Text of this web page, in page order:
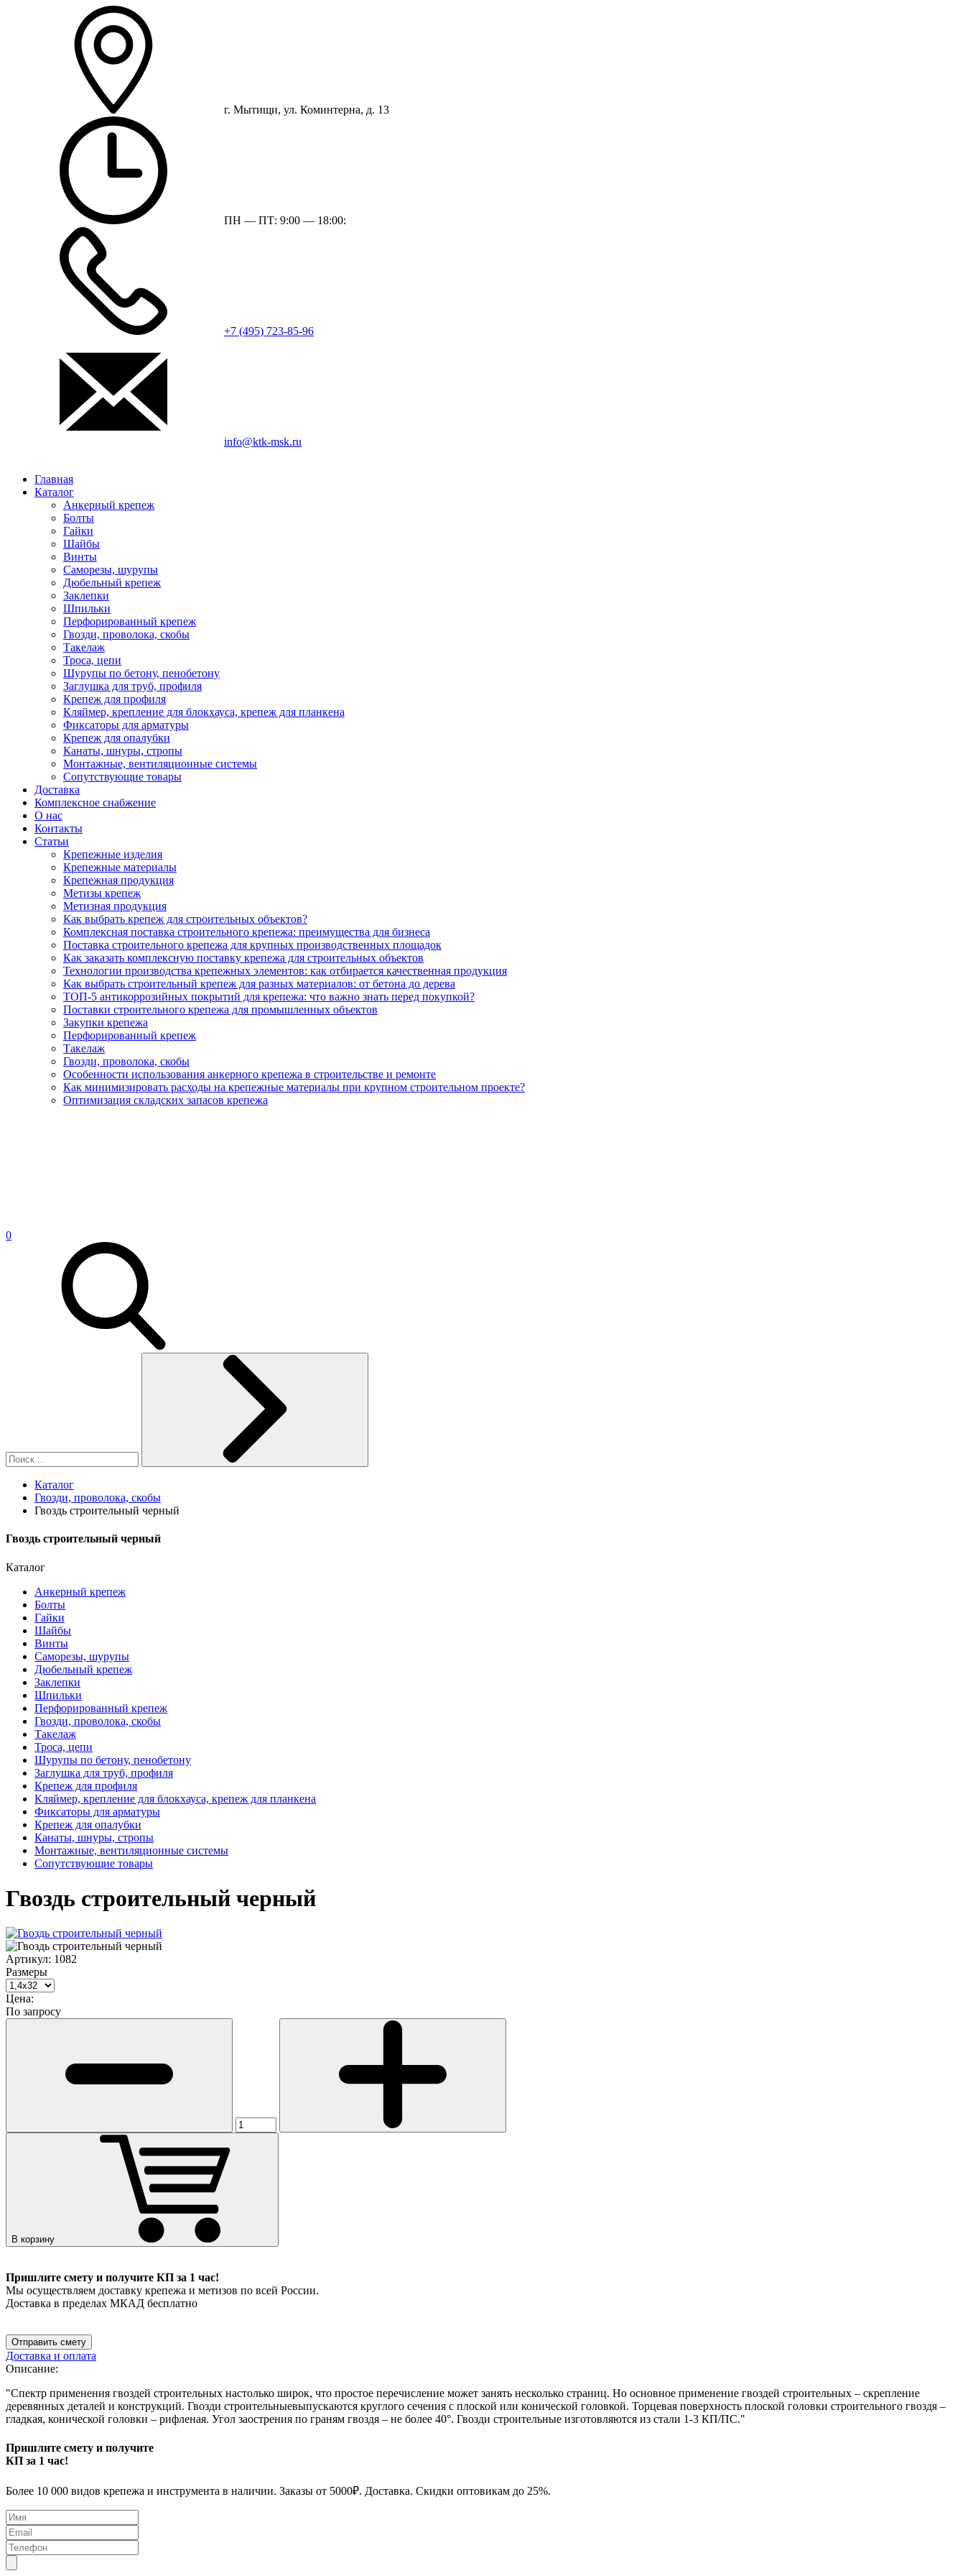
г. Мытищи, ул. Коминтерна, д. 13
ПН — ПТ: 9:00 — 18:00:
+7 (495) 723-85-96
info@ktk-msk.ru
Главная
Каталог
Анкерный крепеж
Болты
Гайки
Шайбы
Винты
Саморезы, шурупы
Дюбельный крепеж
Заклепки
Шпильки
Перфорированный крепеж
Гвозди, проволока, скобы
Такелаж
Троса, цепи
Шурупы по бетону, пенобетону
Заглушка для труб, профиля
Крепеж для профиля
Кляймер, крепление для блокхауса, крепеж для планкена
Фиксаторы для арматуры
Крепеж для опалубки
Канаты, шнуры, стропы
Монтажные, вентиляционные системы
Сопутствующие товары
Доставка
Комплексное снабжение
О нас
Контакты
Статьи
Крепежные изделия
Крепежные материалы
Крепежная продукция
Метизы крепеж
Метизная продукция
Как выбрать крепеж для строительных объектов?
Комплексная поставка строительного крепежа: преимущества для бизнеса
Поставка строительного крепежа для крупных производственных площадок
Как заказать комплексную поставку крепежа для строительных объектов
Технологии производства крепежных элементов: как отбирается качественная продукция
Как выбрать строительный крепеж для разных материалов: от бетона до дерева
ТОП-5 антикоррозийных покрытий для крепежа: что важно знать перед покупкой?
Поставки строительного крепежа для промышленных объектов
Закупки крепежа
Перфорированный крепеж
Такелаж
Гвозди, проволока, скобы
Особенности использования анкерного крепежа в строительстве и ремонте
Как минимизировать расходы на крепежные материалы при крупном строительном проекте?
Оптимизация складских запасов крепежа
0
Каталог
Гвозди, проволока, скобы
Гвоздь строительный черный
Гвоздь строительный черный
Каталог
Анкерный крепеж
Болты
Гайки
Шайбы
Винты
Саморезы, шурупы
Дюбельный крепеж
Заклепки
Шпильки
Перфорированный крепеж
Гвозди, проволока, скобы
Такелаж
Троса, цепи
Шурупы по бетону, пенобетону
Заглушка для труб, профиля
Крепеж для профиля
Кляймер, крепление для блокхауса, крепеж для планкена
Фиксаторы для арматуры
Крепеж для опалубки
Канаты, шнуры, стропы
Монтажные, вентиляционные системы
Сопутствующие товары
Гвоздь строительный черный
Артикул: 1082
Размеры
Цена:
По запросу
В корзину
Пришлите смету и получите КП за 1 час!
Мы осуществляем доставку крепежа и метизов по всей России.
Доставка в пределах МКАД бесплатно
Отправить смету
Доставка и оплата
Описание:
"Спектр применения гвоздей строительных настолько широк, что простое перечисление может занять несколько страниц. Но основное применение гвоздей строительных – скрепление
деревянных деталей и конструкций. Гвозди строительныевыпускаются круглого сечения с плоской или конической головкой. Торцевая поверхность плоской головки строительного гвоздя –
гладкая, конической головки – рифленая. Угол заострения по граням гвоздя – не более 40°. Гвозди строительные изготовляются из стали 1-3 КП/ПС."
Пришлите смету и получите
КП за 1 час!
Более 10 000 видов крепежа и инструмента в наличии. Заказы от 5000₽. Доставка. Скидки оптовикам до 25%.